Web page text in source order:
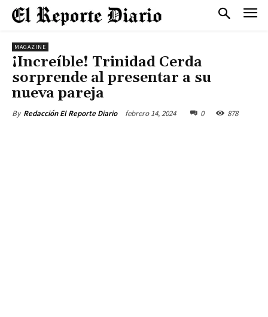
MAGAZINE
¡Increíble! Trinidad Cerda
sorprende al presentar a su
nueva pareja
By Redacción El Reporte Diario febrero 14, 2024 0 878